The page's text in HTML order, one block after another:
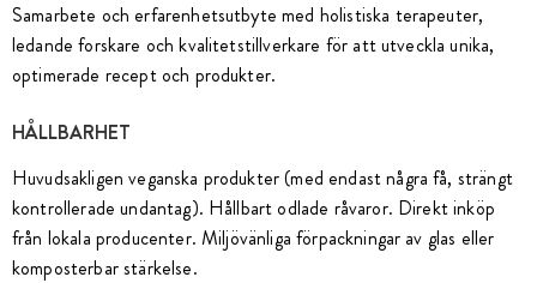
Samarbete och erfarenhetsutbyte med holistiska terapeuter,
ledande forskare och kvalitetstillverkare för att utveckla unika,
optimerade recept och produkter.
HÅLLBARHET
Huvudsakligen veganska produkter (med endast några få, strängt
kontrollerade undantag). Hållbart odlade råvaror. Direkt inköp
från lokala producenter. Miljövänliga förpackningar av glas eller
komposterbar stärkelse.